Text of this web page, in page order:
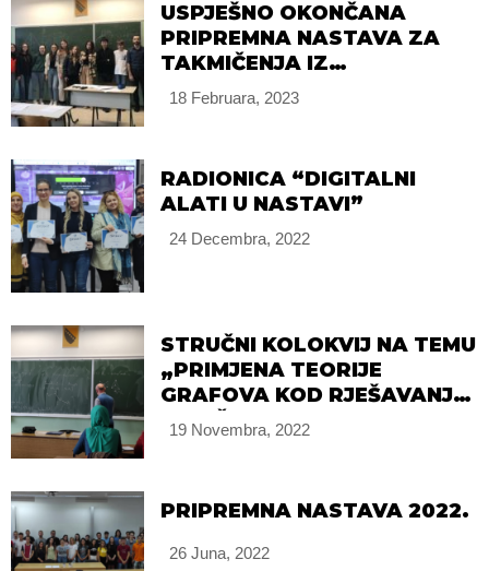
USPJEŠNO OKONČANA
PRIPREMNA NASTAVA ZA
TAKMIČENJA IZ
MATEMATIKE
18 Februara, 2023
RADIONICA “DIGITALNI
ALATI U NASTAVI”
24 Decembra, 2022
STRUČNI KOLOKVIJ NA TEMU
„PRIMJENA TEORIJE
GRAFOVA KOD RJEŠAVANJA
LOGIČKO KOMBINATORNIH
ZADATAKA“
19 Novembra, 2022
PRIPREMNA NASTAVA 2022.
26 Juna, 2022